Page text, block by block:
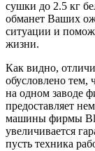
сушки до 2.5 кг
обманет Ваших
ситуации и
жизни.
Как видно,
обусловлено
на одном заводе
предоставляет
машины фирмы
увеличивается
пусть техника